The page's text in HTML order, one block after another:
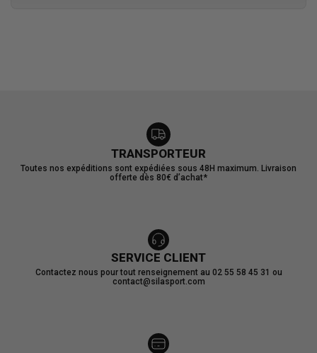
TRANSPORTEUR
Toutes nos expéditions sont expédiées sous 48H maximum. Livraison
offerte dès 80€ d’achat*
SERVICE CLIENT
Contactez nous pour tout renseignement au 02 55 58 45 31 ou
contact@silasport.com